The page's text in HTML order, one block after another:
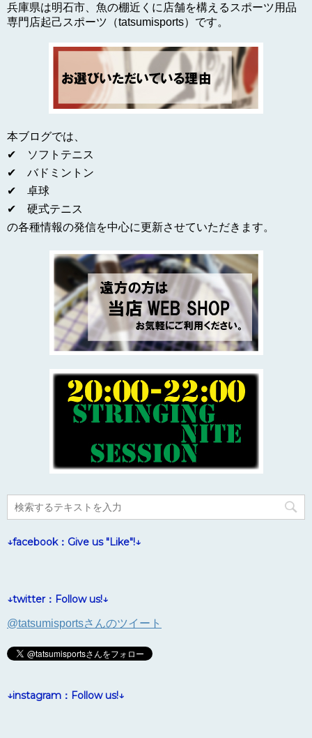
兵庫県は明石市、魚の棚近くに店舗を構えるスポーツ用品
専門店起己スポーツ（tatsumisports）です。
本ブログでは、
✔ ソフトテニス
✔ バドミントン
✔ 卓球
✔ 硬式テニス
の各種情報の発信を中心に更新させていただきます。
↓facebook：Give us "Like"!↓
↓twitter：Follow us!↓
@tatsumisportsさんのツイート
↓instagram：Follow us!↓